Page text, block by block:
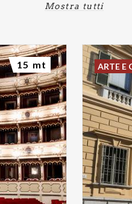
Mostra tutti
15 mt ARTE E